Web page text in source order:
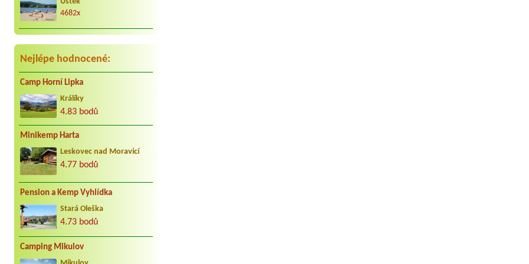
Václav Vacula*****
Za nás to nej co může být. Jezdíme s
kar. cca 25 let do Jindřiše vždy
4682x
Nejlépe hodnocené:
Camp Horní Lipka
Králíky
4.83 bodů
Minikemp Harta
Leskovec nad Moravicí
4.77 bodů
Pension a Kemp Vyhlídka
Stará Oleška
4.73 bodů
Camping Mikulov